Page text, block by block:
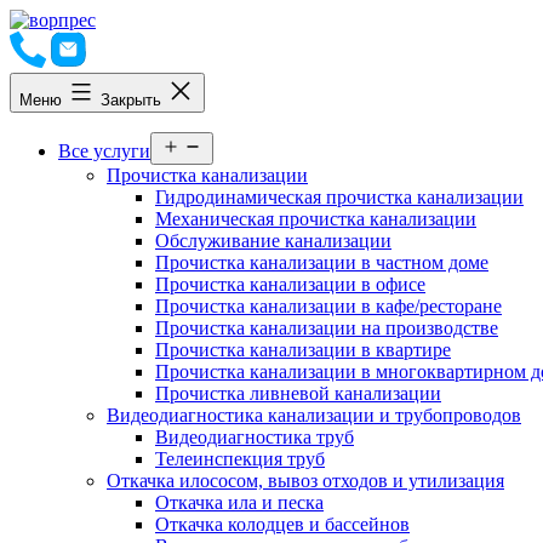
Перейти
к
содержимому
Меню Закрыть
Все услуги
меню
Прочистка канализации
Гидродинамическая прочистка канализации
Механическая прочистка канализации
Обслуживание канализации
Прочистка канализации в частном доме
Прочистка канализации в офисе
Прочистка канализации в кафе/ресторане
Прочистка канализации на производстве
Прочистка канализации в квартире
Прочистка канализации в многоквартирном
Прочистка ливневой канализации
Видеодиагностика канализации и трубопроводов
Видеодиагностика труб
Телеинспекция труб
Откачка илососом, вывоз отходов и утилизация
Откачка ила и песка
Откачка колодцев и бассейнов